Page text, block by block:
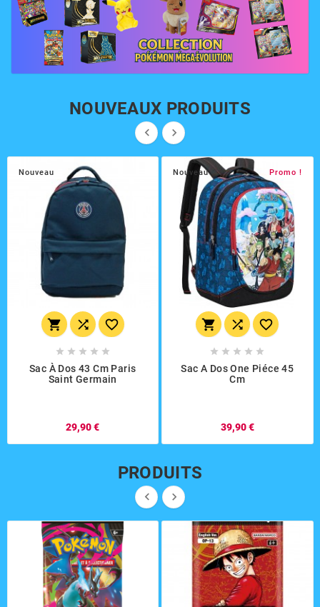
NOUVEAUX PRODUITS
 
Nouveau
  
    
Sac À Dos 43 Cm Paris
Saint Germain
29,90 €
Nouveau Promo !
  
    
Sac A Dos One Piéce 45
Cm
39,90 €
PRODUITS
 